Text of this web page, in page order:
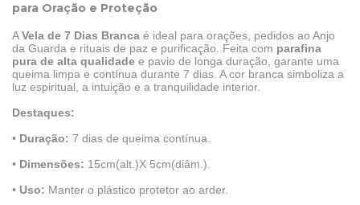
para Oração e Proteção
AVela de 7 Dias Branca é ideal para orações, pedidos ao Anjo
da Guarda e rituais de paz e purificação. Feita com parafina
pura de alta qualidade e pavio de longa duração, garante uma
queima limpa e contínua durante 7 dias. A cor branca simboliza a
luz espiritual, a intuição e a tranquilidade interior.
Destaques:
• Duração: 7 dias de queima contínua.
• Dimensões: 15cm(alt.)X 5cm(diâm.).
• Uso: Manter o plástico protetor ao arder.